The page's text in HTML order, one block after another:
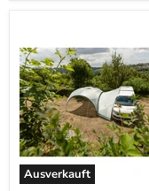
Ausverkauft